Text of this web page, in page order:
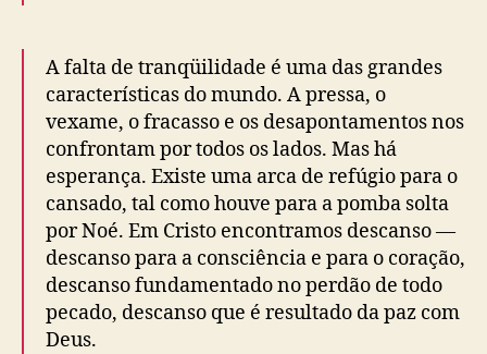
A falta de tranqüilidade é uma das grandes
características do mundo. A pressa, o
vexame, o fracasso e os desapontamentos nos
confrontam por todos os lados. Mas há
esperança. Existe uma arca de refúgio para o
cansado, tal como houve para a pomba solta
por Noé. Em Cristo encontramos descanso ―
descanso para a consciência e para o coração,
descanso fundamentado no perdão de todo
pecado, descanso que é resultado da paz com
Deus.